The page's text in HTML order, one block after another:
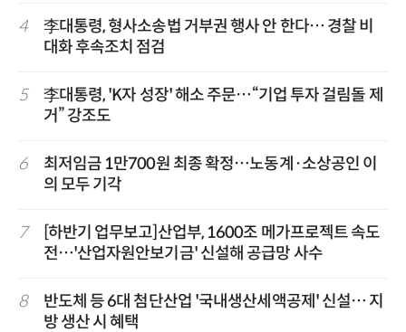
4
李대통령, 형사소송법 거부권 행사 안 한다… 경찰 비
대화 후속조치 점검
5
李대통령, 'K자 성장' 해소 주문…“기업 투자 걸림돌 제
거” 강조도
6
최저임금 1만700원 최종 확정…노동계·소상공인 이
의 모두 기각
7
[하반기 업무보고]산업부, 1600조 메가프로젝트 속도
전…'산업자원안보기금' 신설해 공급망 사수
8
반도체 등 6대 첨단산업 '국내생산세액공제' 신설… 지
방 생산 시 혜택